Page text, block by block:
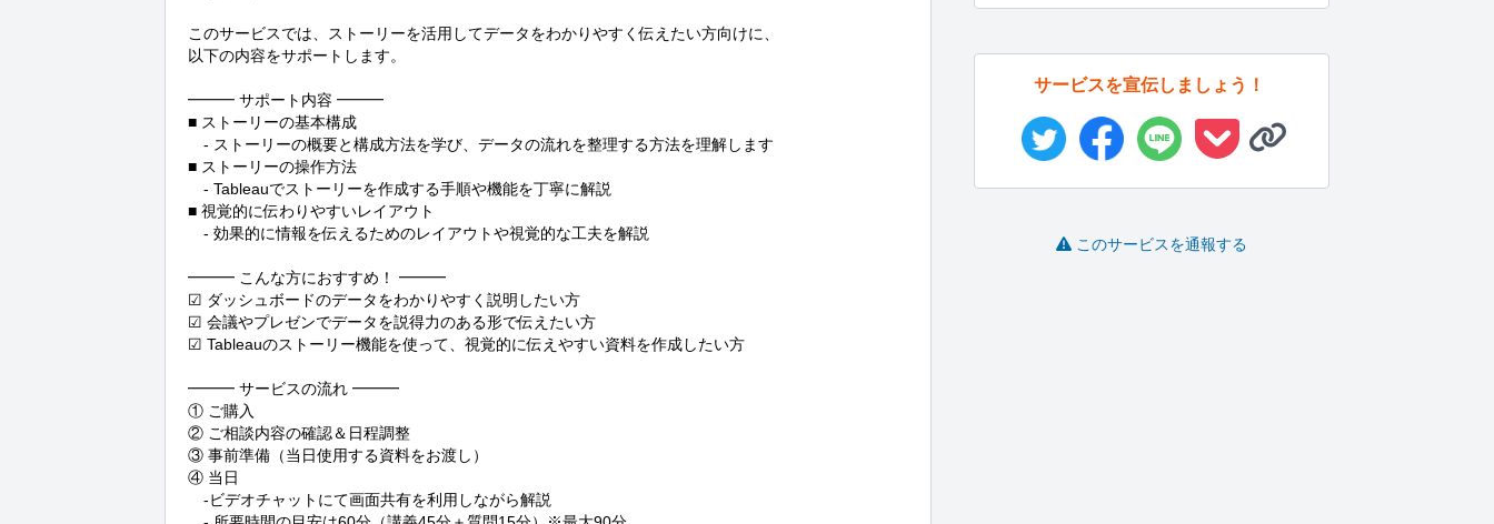
このサービスでは、ストーリーを活用してデータをわかりやすく伝えたい方向けに、
以下の内容をサポートします。
━━━ サポート内容 ━━━
■ ストーリーの基本構成
- ストーリーの概要と構成方法を学び、データの流れを整理する方法を理解します
■ ストーリーの操作方法
- Tableauでストーリーを作成する手順や機能を丁寧に解説
■ 視覚的に伝わりやすいレイアウト
- 効果的に情報を伝えるためのレイアウトや視覚的な工夫を解説
━━━ こんな方におすすめ！ ━━━
☑ ダッシュボードのデータをわかりやすく説明したい方
☑ 会議やプレゼンでデータを説得力のある形で伝えたい方
☑ Tableauのストーリー機能を使って、視覚的に伝えやすい資料を作成したい方
━━━ サービスの流れ ━━━
① ご購入
② ご相談内容の確認＆日程調整
③ 事前準備（当日使用する資料をお渡し）
④ 当日
-ビデオチャットにて画面共有を利用しながら解説
サービスを宣伝しましょう！
このサービスを通報する